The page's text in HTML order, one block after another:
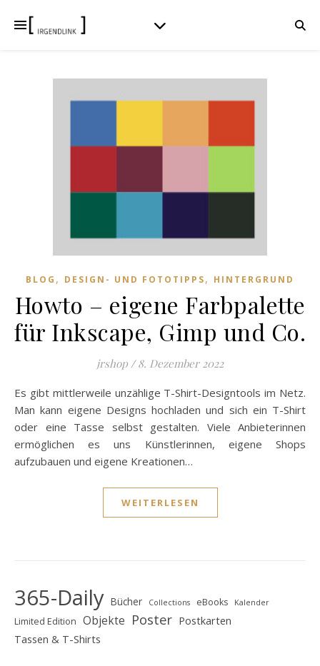
BLOG , DESIGN- UND FOTOTIPPS, HINTERGRUND
Howto – eigene Farbpalette
für Inkscape, Gimp und Co.
jrshop / 8. Dezember 2022
Es gibt mittlerweile unzählige T-Shirt-Designtools im Netz.
Man kann eigene Designs hochladen und sich ein T-Shirt
oder eine Tasse selbst gestalten. Viele Anbieterinnen
ermöglichen es uns Künstlerinnen, eigene Shops
aufzubauen und eigene Kreationen…
WEITERLESEN
365-Daily Bücher Collections eBooks Kalender
Limited Edition Objekte Poster Postkarten
Tassen & T-Shirts